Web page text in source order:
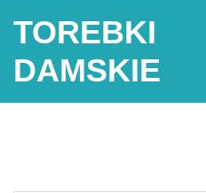
TOREBKI
DAMSKIE